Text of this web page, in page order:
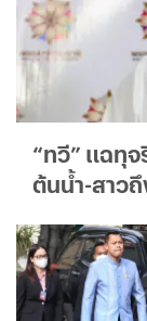
“ทวี” แฉทุ
ต้นน้ำ-สาว